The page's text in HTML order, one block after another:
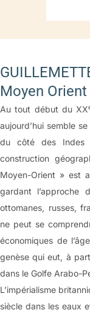
Moyen Orient
Au tout début du XX
aujourd’hui semble
du côté des Indes
construction
Moyen-Orient » est
gardant l’approche
ottomanes, russes,
ne peut se
économiques de
genèse qui eut, à
dans le Golfe Arabo-
L’impérialisme
siècle dans les eaux